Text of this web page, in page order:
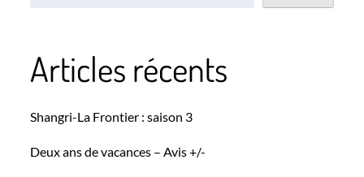
Articles récents
Shangri-La Frontier : saison 3
Deux ans de vacances – Avis +/-